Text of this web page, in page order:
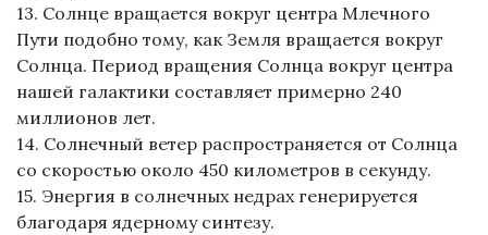
13. Солнце вращается вокруг центра Млечного
Пути подобно тому, как Земля вращается вокруг
Солнца. Период вращения Солнца вокруг центра
нашей галактики составляет примерно 240
миллионов лет.
14. Солнечный ветер распространяется от Солнца
со скоростью около 450 километров в секунду.
15. Энергия в солнечных недрах генерируется
благодаря ядерному синтезу.